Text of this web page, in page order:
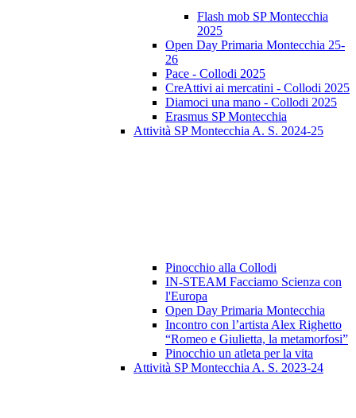
Flash mob SP Montecchia
2025
Open Day Primaria Montecchia 25-
26
Pace - Collodi 2025
CreAttivi ai mercatini - Collodi 2025
Diamoci una mano - Collodi 2025
Erasmus SP Montecchia
Attività SP Montecchia A. S. 2024-25
Pinocchio alla Collodi
IN-STEAM Facciamo Scienza con
l'Europa
Open Day Primaria Montecchia
Incontro con l’artista Alex Righetto
“Romeo e Giulietta, la metamorfosi”
Pinocchio un atleta per la vita
Attività SP Montecchia A. S. 2023-24